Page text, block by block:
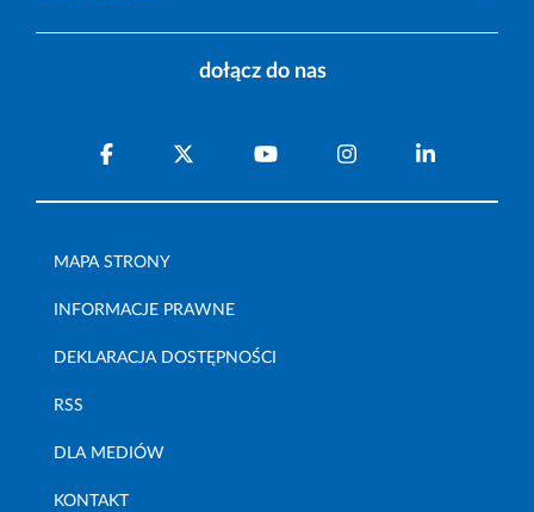
dołącz do nas
MAPA STRONY
INFORMACJE PRAWNE
DEKLARACJA DOSTĘPNOŚCI
RSS
DLA MEDIÓW
KONTAKT